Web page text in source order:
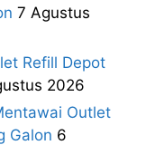
7 Agustus
Refill Depot
2026
Outlet
Galon 6